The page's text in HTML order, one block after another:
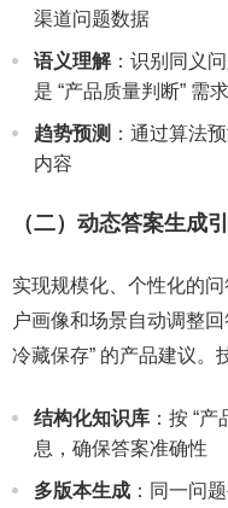
渠道问题数据
语义理解：识别同义
是 “产品质量判断” 需求
趋势预测 ：通过算法
内容
（二）动态答案生成
实现规模化、个性化的
户画像和场景自动调整
冷藏保存” 的产品建议。
结构化知识库 ：按 “
息，确保答案准确性
多版本生成 ：同一问